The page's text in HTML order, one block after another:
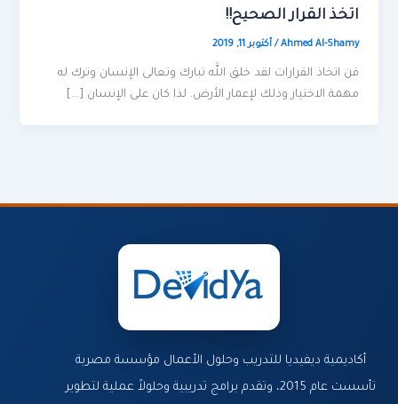
اتخذ القرار الصحيح!!
Ahmed Al-Shamy
/أكتوبر 11, 2019
فن اتخاذ القرارات لقد خلق الله تبارك وتعالى الإنسان وترك له
مهمة الاختيار وذلك لإعمار الأرض. لذا كان على الإنسان […]
أكاديمية ديفيديا للتدريب وحلول الأعمال مؤسسة مصرية
تأسست عام 2015، وتقدم برامج تدريبية وحلولاً عملية لتطوير